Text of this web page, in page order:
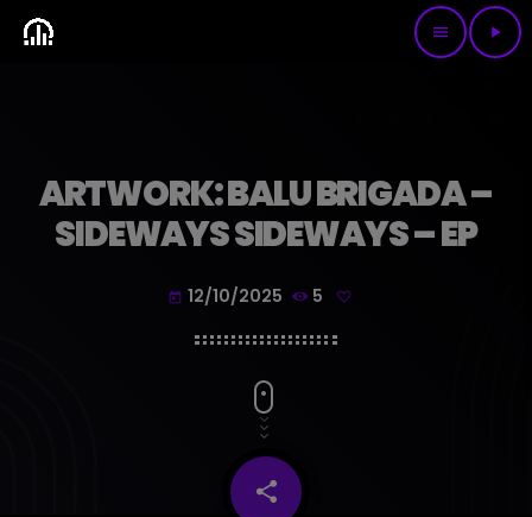
menu play_arrow
ARTWORK: BALU BRIGADA –
SIDEWAYS SIDEWAYS – EP
today 12/10/2025 5
share
email